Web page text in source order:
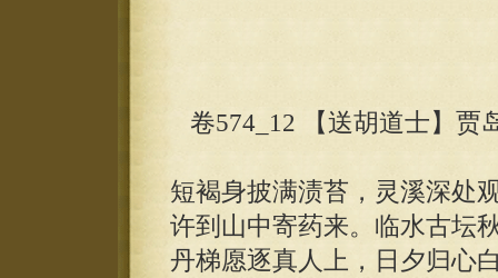
卷574_12 【送胡道士】贾
短褐身披满渍苔，灵溪深处
许到山中寄药来。临水古坛
丹梯愿逐真人上，日夕归心